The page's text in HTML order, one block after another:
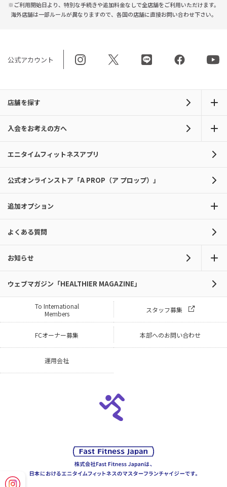
※ご利用開始日より、特別な手続きや追加料金なしで全店舗をご利用いただけます。
海外店舗は一部ルールが異なりますので、 各国の店舗に直接お問い合わせ下さい。
公式アカウント
店舗を探す
入会をお考えの方へ
エニタイムフィットネスアプリ
公式オンラインストア「A PROP（ア プロップ）」
追加オプション
よくある質問
お知らせ
ウェブマガジン「HEALTHIER MAGAZINE」
To International
Members
スタッフ募集
FCオーナー募集 本部へのお問い合わせ
運用会社